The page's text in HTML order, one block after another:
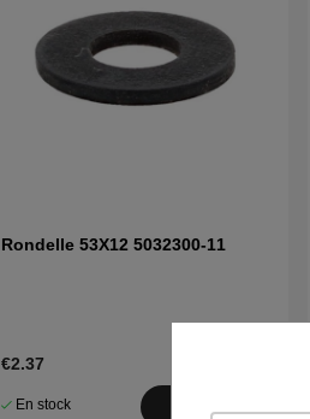
Rondelle 53X12 5032300-11
€2.37
En stock Acheter